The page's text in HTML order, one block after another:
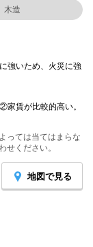
木造
強いため、火災に強
賃が比較的高い。
っては当てはまらな
せください。
地図で見る